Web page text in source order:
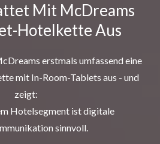
Mit McDreams
Hotelkette Aus
erstmals umfassend eine
mit In-Room-Tablets aus - und
zeigt:
Hotelsegment ist digitale
sinnvoll.